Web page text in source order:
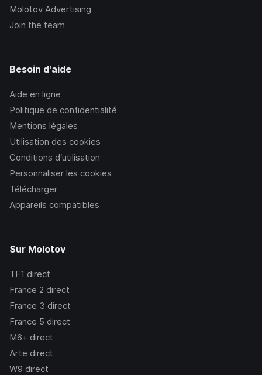
Molotov Advertising
Join the team
Besoin d'aide
Aide en ligne
Politique de confidentialité
Mentions légales
Utilisation des cookies
Conditions d’utilisation
Personnaliser les cookies
Télécharger
Appareils compatibles
Sur Molotov
TF1 direct
France 2 direct
France 3 direct
France 5 direct
M6+ direct
Arte direct
W9 direct